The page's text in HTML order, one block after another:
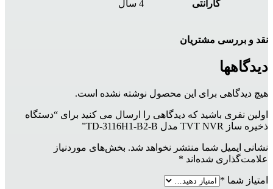
گارانتی 4 سال
نقد و بررسی مشتریان
دیدگاهها
هیچ دیدگاهی برای این محصول نوشته نشده است.
اولین نفری باشید که دیدگاهی را ارسال می کنید برای “دستگاه
ذخیره ساز TVT NVR مدل TD-3116H1-B2-B”
نشانی ایمیل شما منتشر نخواهد شد. بخش‌های موردنیاز
علامت‌گذاری شده‌اند *
امتیاز شما *